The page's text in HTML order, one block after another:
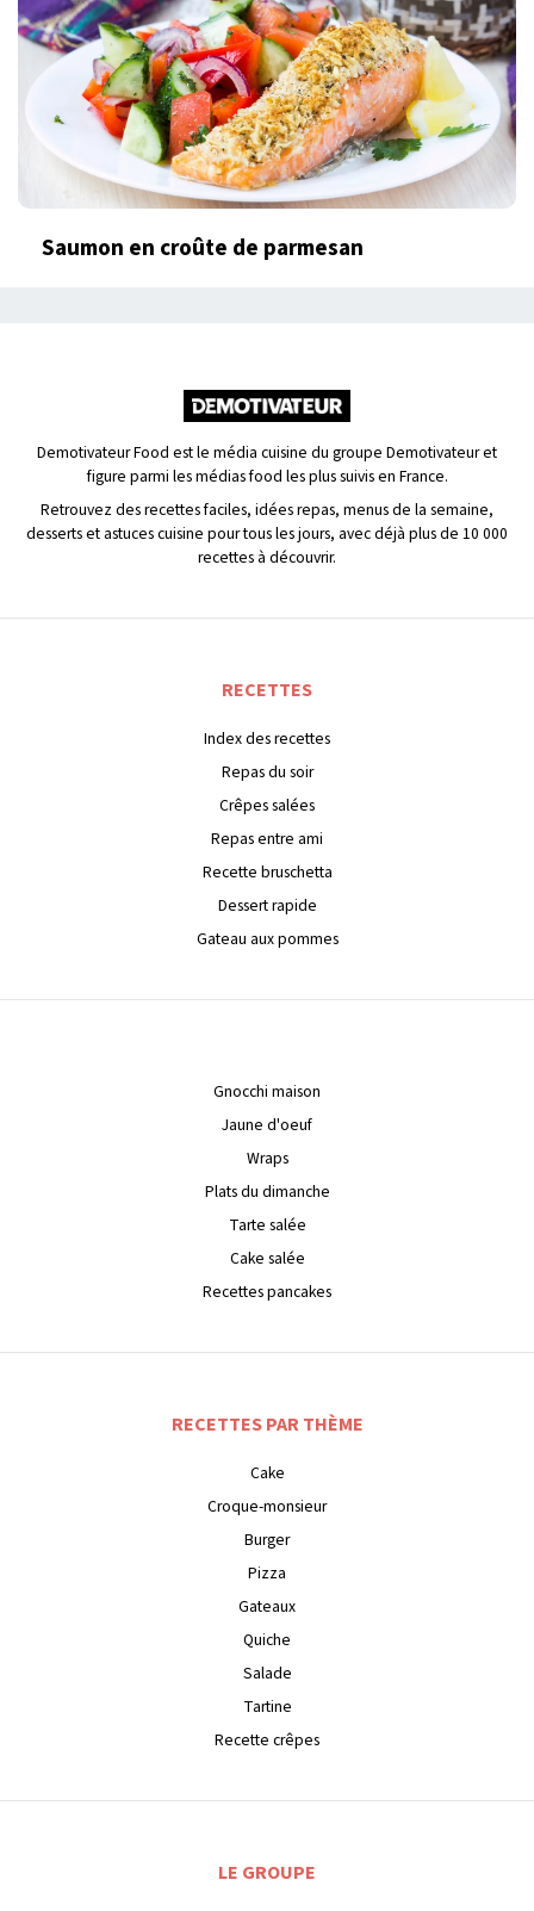
Saumon en croûte de parmesan
Demotivateur Food est le média cuisine du groupe Demotivateur et
figure parmi les médias food les plus suivis en France.
Retrouvez des recettes faciles, idées repas, menus de la semaine,
desserts et astuces cuisine pour tous les jours, avec déjà plus de 10 000
recettes à découvrir.
RECETTES
Index des recettes
Repas du soir
Crêpes salées
Repas entre ami
Recette bruschetta
Dessert rapide
Gateau aux pommes
Gnocchi maison
Jaune d'oeuf
Wraps
Plats du dimanche
Tarte salée
Cake salée
Recettes pancakes
RECETTES PAR THÈME
Cake
Croque-monsieur
Burger
Pizza
Gateaux
Quiche
Salade
Tartine
Recette crêpes
LE GROUPE